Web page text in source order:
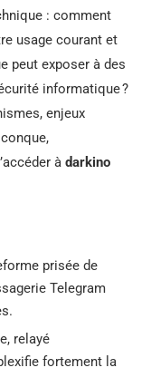
: comment
usage courant et
peut exposer à des
informatique ?
enjeux
à darkino
prisée de
Telegram
relayé
fortement la